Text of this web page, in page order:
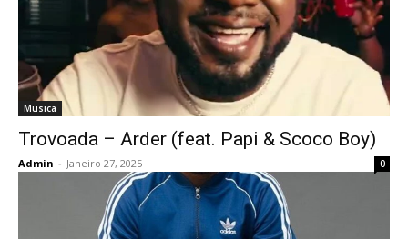
Musica
Trovoada – Arder (feat. Papi & Scoco Boy)
Admin - Janeiro 27, 2025 0